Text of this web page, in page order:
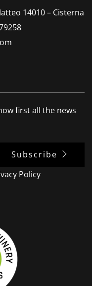
14010 – Cisterna
first all the news
Subscribe
Policy